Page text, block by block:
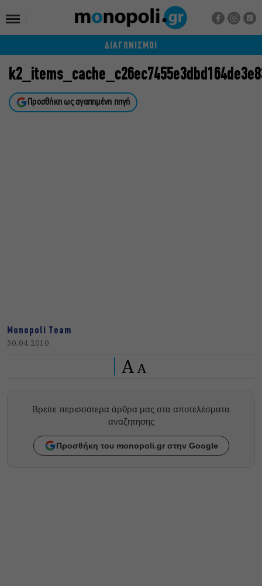
ΔΙΑΓΩΝΙΣΜΟΙ
Προσθήκη ως αγαπημένη πηγή
Monopoli Team
30.04.2010
A A
Βρείτε περισσότερα άρθρα μας στα αποτελέσματα
αναζητησης
Προσθήκη του monopoli.gr στην Google